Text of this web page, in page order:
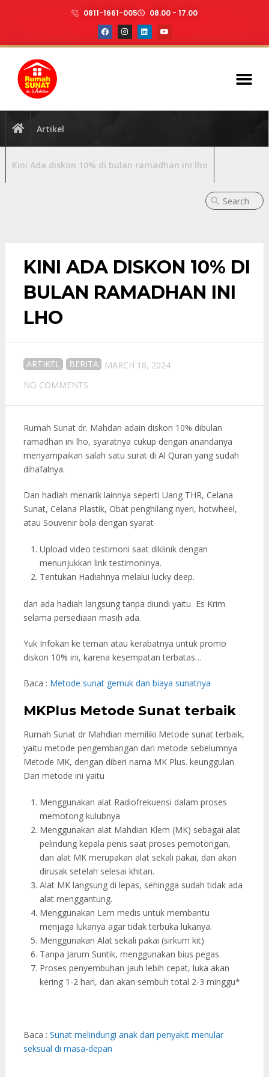
0811-1661-005 08.00 - 17.00
Artikel
Kini Ada diskon 10% di bulan ramadhan ini lho
KINI ADA DISKON 10% DI
BULAN RAMADHAN INI
LHO
MARCH 18, 2024
ARTIKEL
BERITA
NO COMMENTS
Rumah Sunat dr. Mahdan adain diskon 10% dibulan
ramadhan ini lho, syaratnya cukup dengan anandanya
menyampaikan salah satu surat di Al Quran yang sudah
dihafalnya.
Dan hadiah menarik lainnya seperti Uang THR, Celana
Sunat, Celana Plastik, Obat penghilang nyeri, hotwheel,
atau Souvenir bola dengan syarat
Upload video testimoni saat diklinik dengan
menunjukkan link testimoninya.
Tentukan Hadiahnya melalui lucky deep.
dan ada hadiah langsung tanpa diundi yaitu Es Krim
selama persediaan masih ada.
Yuk Infokan ke teman atau kerabatnya untuk promo
diskon 10% ini, karena kesempatan terbatas…
Baca : Metode sunat gemuk dan biaya sunatnya
MKPlus Metode Sunat terbaik
Rumah Sunat dr Mahdian memiliki Metode sunat terbaik,
yaitu metode pengembangan dari metode sebelumnya
Metode MK, dengan diberi nama MK Plus. keunggulan
Dari metode ini yaitu
Menggunakan alat Radiofrekuensi dalam proses
memotong kulubnya
Menggunakan alat Mahdian Klem (MK) sebagai alat
pelindung kepala penis saat proses pemotongan,
dan alat MK merupakan alat sekali pakai, dan akan
dirusak setelah selesai khitan.
Alat MK langsung di lepas, sehingga sudah tidak ada
alat menggantung.
Menggunakan Lem medis untuk membantu
menjaga lukanya agar tidak terbuka lukanya.
Menggunakan Alat sekali pakai (sirkum kit)
Tanpa Jarum Suntik, menggunakan bius pegas.
Proses penyembuhan jauh lebih cepat, luka akan
kering 1-2 hari, dan akan sembuh total 2-3 minggu*
Baca : Sunat melindungi anak dari penyakit menular
seksual di masa-depan